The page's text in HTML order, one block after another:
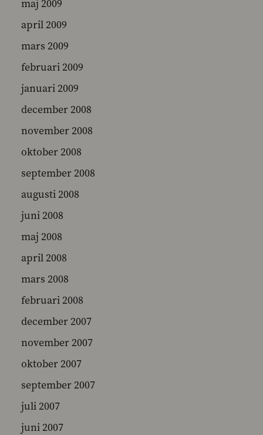
maj 2009
april 2009
mars 2009
februari 2009
januari 2009
december 2008
november 2008
oktober 2008
september 2008
augusti 2008
juni 2008
maj 2008
april 2008
mars 2008
februari 2008
december 2007
november 2007
oktober 2007
september 2007
juli 2007
juni 2007